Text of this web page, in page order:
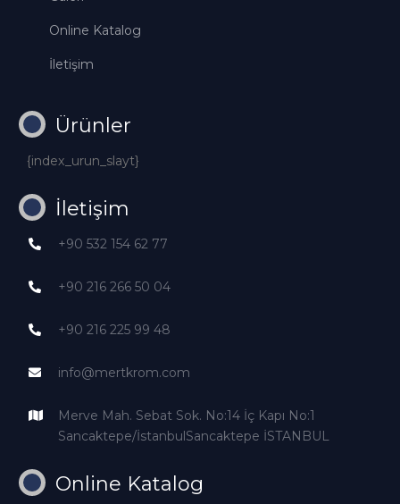
Online Katalog
İletişim
Ürünler
{index_urun_slayt}
İletişim
+90 532 154 62 77
+90 216 266 50 04
+90 216 225 99 48
info@mertkrom.com
Merve Mah. Sebat Sok. No:14 İç Kapı No:1
Sancaktepe/İstanbulSancaktepe İSTANBUL
Online Katalog